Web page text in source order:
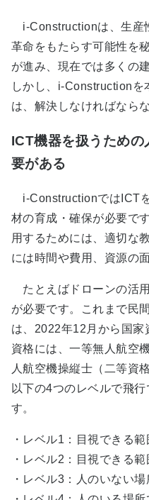
i-Constructionは、生産
革命をもたらす可能性を
が進み、現在では多くの
しかし、i-Constructionを
は、解決しなければなら
ICT機器を扱うため
要がある
i-ConstructionではICT
材の育成・確保が必要で
用するためには、適切な
には時間や費用、資源の
たとえばドローンの活
が必要です。これまで民
は、2022年12月から国家
資格には、一等無人航空
人航空機操縦士（二等資
以下の4つのレベルで飛
す。
・レベル1：目視できる
・レベル2：目視できる
・レベル3：人のいない